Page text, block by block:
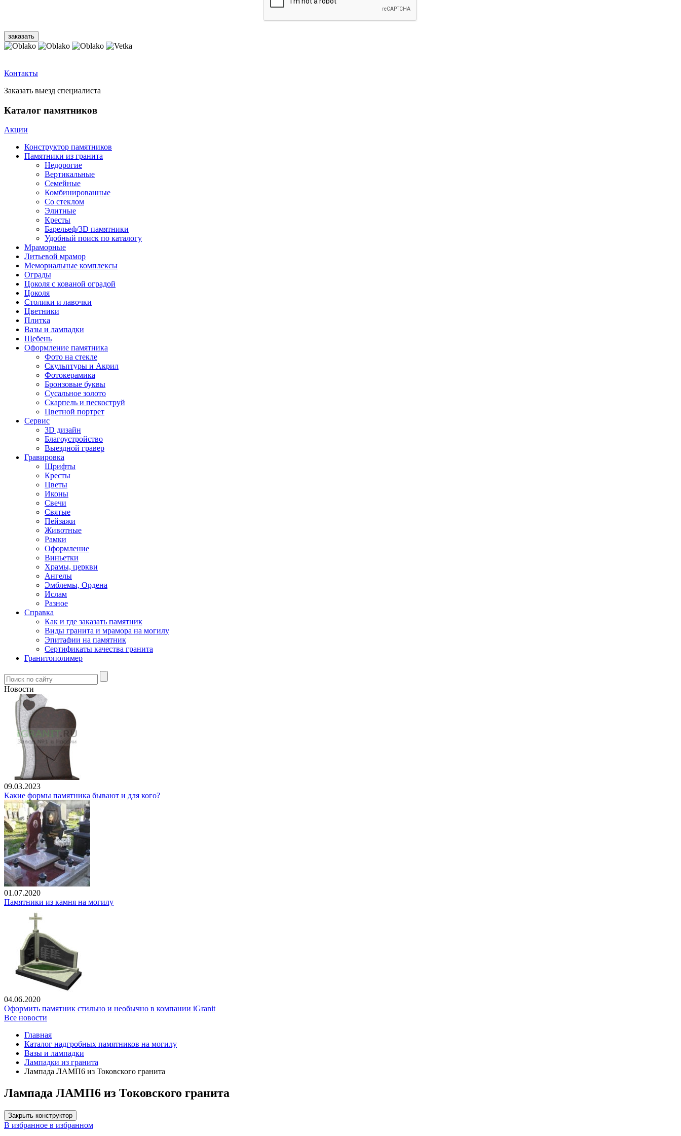
Контакты
Заказать выезд специалиста
Каталог памятников
Акции
Конструктор памятников
Памятники из гранита
Недорогие
Вертикальные
Семейные
Комбинированные
Со стеклом
Элитные
Кресты
Барельеф/3D памятники
Удобный поиск по каталогу
Мраморные
Литьевой мрамор
Мемориальные комплексы
Ограды
Цоколя с кованой оградой
Цоколя
Столики и лавочки
Цветники
Плитка
Вазы и лампадки
Щебень
Оформление памятника
Фото на стекле
Скульптуры и Акрил
Фотокерамика
Бронзовые буквы
Сусальное золото
Скарпель и пескоструй
Цветной портрет
Сервис
3D дизайн
Благоустройство
Выездной гравер
Гравировка
Шрифты
Кресты
Цветы
Иконы
Свечи
Святые
Пейзажи
Животные
Рамки
Оформление
Виньетки
Храмы, церкви
Ангелы
Эмблемы, Ордена
Ислам
Разное
Справка
Как и где заказать памятник
Виды гранита и мрамора на могилу
Эпитафии на памятник
Сертификаты качества гранита
Гранитополимер
Новости
09.03.2023
Какие формы памятника бывают и для кого?
01.07.2020
Памятники из камня на могилу
04.06.2020
Оформить памятник стильно и необычно в компании iGranit
Все новости
Главная
Каталог надгробных памятников на могилу
Вазы и лампадки
Лампадки из гранита
Лампада ЛАМП6 из Токовского гранита
Лампада ЛАМП6 из Токовского гранита
Закрыть конструктор
В избранное в избранном